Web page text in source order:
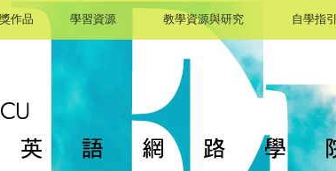
作品 學習資源 教學資源與研究 自學指引